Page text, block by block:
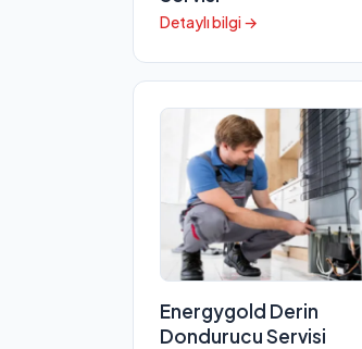
Detaylı bilgi →
Energygold Derin
Dondurucu Servisi